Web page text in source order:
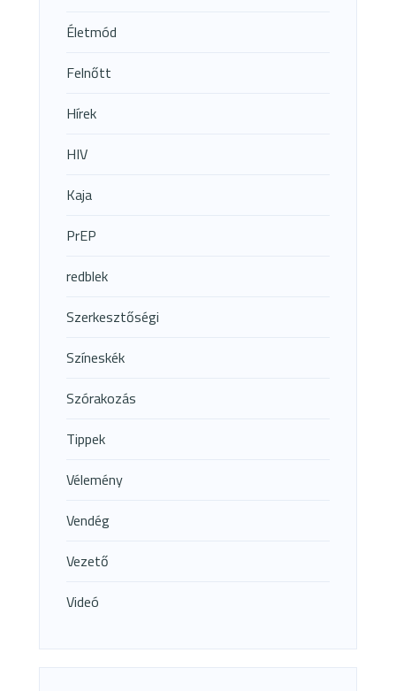
Életmód
Felnőtt
Hírek
HIV
Kaja
PrEP
redblek
Szerkesztőségi
Színeskék
Szórakozás
Tippek
Vélemény
Vendég
Vezető
Videó